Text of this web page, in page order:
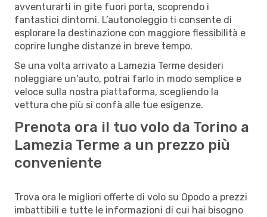
avventurarti in gite fuori porta, scoprendo i
fantastici dintorni. L’autonoleggio ti consente di
esplorare la destinazione con maggiore flessibilità e
coprire lunghe distanze in breve tempo.
Se una volta arrivato a Lamezia Terme desideri
noleggiare un'auto, potrai farlo in modo semplice e
veloce sulla nostra piattaforma, scegliendo la
vettura che più si confà alle tue esigenze.
Prenota ora il tuo volo da Torino a
Lamezia Terme a un prezzo più
conveniente
Trova ora le migliori offerte di volo su Opodo a prezzi
imbattibili e tutte le informazioni di cui hai bisogno